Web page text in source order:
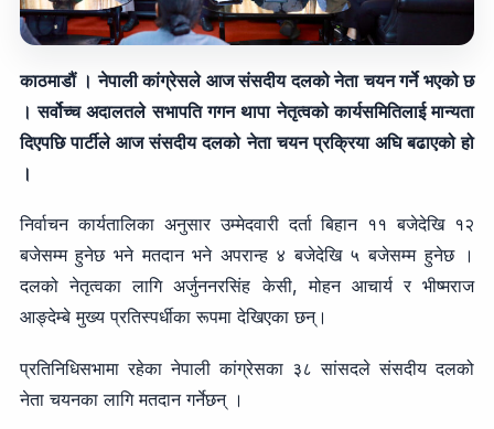
काठमाडौं । नेपाली कांग्रेसले आज संसदीय दलको नेता चयन गर्ने भएको छ
। सर्वोच्च अदालतले सभापति गगन थापा नेतृत्वको कार्यसमितिलाई मान्यता
दिएपछि पार्टीले आज संसदीय दलको नेता चयन प्रक्रिया अघि बढाएको हो
।
निर्वाचन कार्यतालिका अनुसार उम्मेदवारी दर्ता बिहान ११ बजेदेखि १२
बजेसम्म हुनेछ भने मतदान भने अपरान्ह ४ बजेदेखि ५ बजेसम्म हुनेछ ।
दलको नेतृत्वका लागि अर्जुननरसिंह केसी, मोहन आचार्य र भीष्मराज
आङ्देम्बे मुख्य प्रतिस्पर्धीका रूपमा देखिएका छन्।
प्रतिनिधिसभामा रहेका नेपाली कांग्रेसका ३८ सांसदले संसदीय दलको
नेता चयनका लागि मतदान गर्नेछन् ।